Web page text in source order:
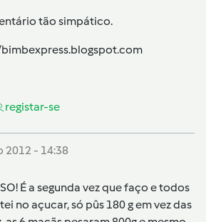
tão simpático.
registar-se
2012 - 14:38
É a segunda vez que faço e todos
no açucar, só pûs 180 g em vez das